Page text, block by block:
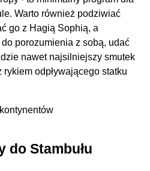
Warto również podziwiać
go z Hagią Sophią, a
porozumienia z sobą, udać
nawet najsilniejszy smutek
odpływającego statku
do Stambułu